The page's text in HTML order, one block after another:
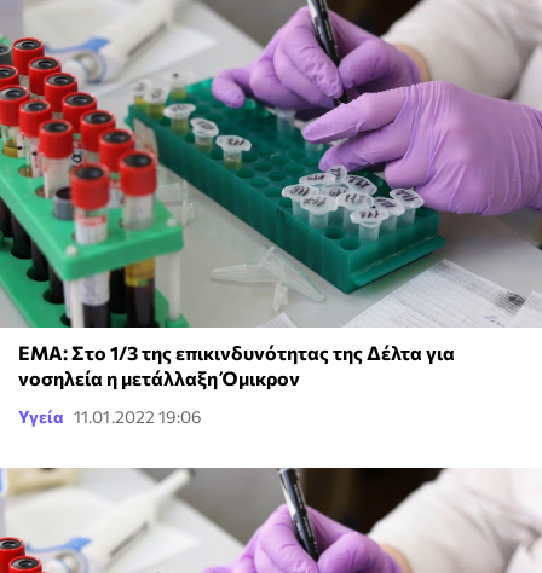
ΕΜΑ: Στο 1/3 της επικινδυνότητας της Δέλτα για
νοσηλεία η μετάλλαξη Όμικρον
Υγεία 11.01.2022 19:06